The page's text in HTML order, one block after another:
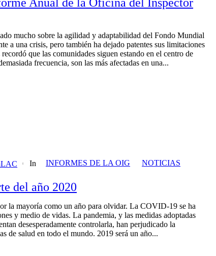
mucho sobre la agilidad y adaptabilidad del Fondo Mundial
a una crisis, pero también ha dejado patentes sus limitaciones
que las comunidades siguen estando en el centro de
frecuencia, son las más afectadas en una...
In INFORMES DE LA OIG NOTICIAS
del año 2020
la mayoría como un año para olvidar. La COVID-19 se ha
y medio de vidas. La pandemia, y las medidas adoptadas
desesperadamente controlarla, han perjudicado la
de salud en todo el mundo. 2019 será un año...